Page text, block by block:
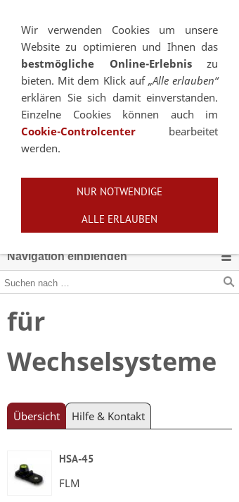
Website, die für mobile Geräte optimiert wurde.
Zur Desktop-Version
Hinweis nicht mehr anzeigen
Navigation einblenden
für
Wechselsysteme
Übersicht Hilfe & Kontakt
HSA-45
FLM
Wir verwenden Cookies um unsere
Website zu optimieren und Ihnen das
bestmögliche Online-Erlebniszu
bieten. Mit dem Klick auf „Alle erlauben“
erklären Sie sich damit einverstanden.
Einzelne Cookies können auch im
Cookie-Controlcenter bearbeitet
werden.
NUR NOTWENDIGE
ALLE ERLAUBEN